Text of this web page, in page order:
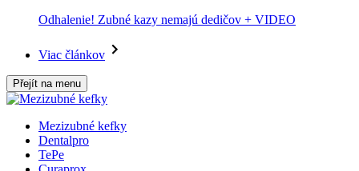
Odhalenie! Zubné kazy nemajú dedičov + VIDEO
Viac článkov
Přejít na menu
Mezizubné kefky
Dentalpro
TePe